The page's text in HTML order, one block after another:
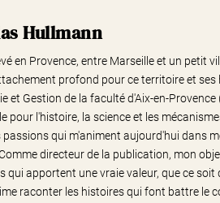
Hullmann
en Provence, entre Marseille et un petit
profond pour ce territoire et ses
et Gestion de la faculté d'Aix-en-
pour l'histoire, la science et les
passions qui m'animent aujourd'hui dans
directeur de la publication, mon
qui apportent une vraie valeur, que ce
raconter les histoires qui font battre le